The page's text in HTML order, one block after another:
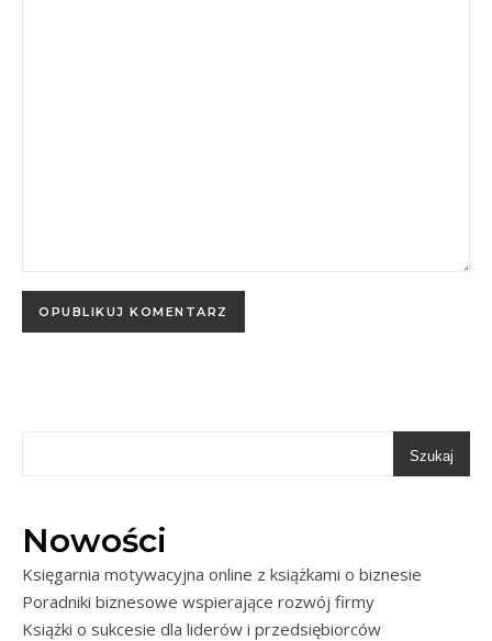
Szukaj
Nowości
Księgarnia motywacyjna online z książkami o biznesie
Poradniki biznesowe wspierające rozwój firmy
Książki o sukcesie dla liderów i przedsiębiorców